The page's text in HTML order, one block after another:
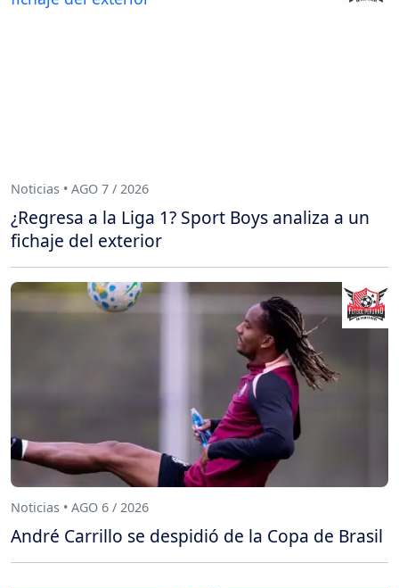
Noticias • AGO 7 / 2026
¿Regresa a la Liga 1? Sport Boys analiza a un
fichaje del exterior
Noticias • AGO 6 / 2026
André Carrillo se despidió de la Copa de Brasil